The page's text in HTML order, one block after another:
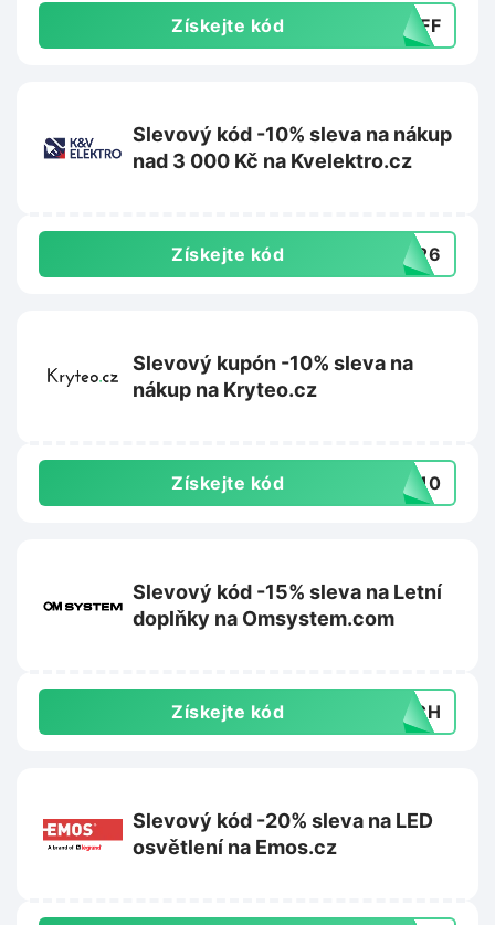
Získejte kód 0OFF
Slevový kód -10% sleva na nákup
nad 3 000 Kč na Kvelektro.cz
Získejte kód 0A26
Slevový kupón -10% sleva na
nákup na Kryteo.cz
Získejte kód WS10
Slevový kód -15% sleva na Letní
doplňky na Omsystem.com
Získejte kód ERCH
Slevový kód -20% sleva na LED
osvětlení na Emos.cz